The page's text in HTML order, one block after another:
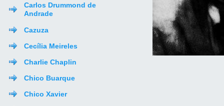
Carlos Drummond de
Andrade
Cazuza
Cecília Meireles
Charlie Chaplin
Chico Buarque
Chico Xavier